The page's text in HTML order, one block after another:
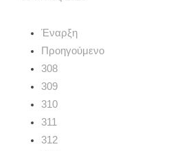
Έναρξη
Προηγούμενο
308
309
310
311
312